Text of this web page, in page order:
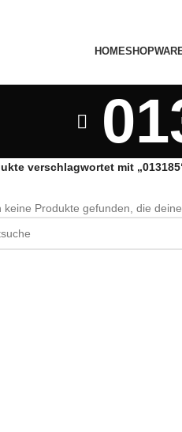
HOMESHOP
verschlagwortet mit
keine Produkte gefunden, die